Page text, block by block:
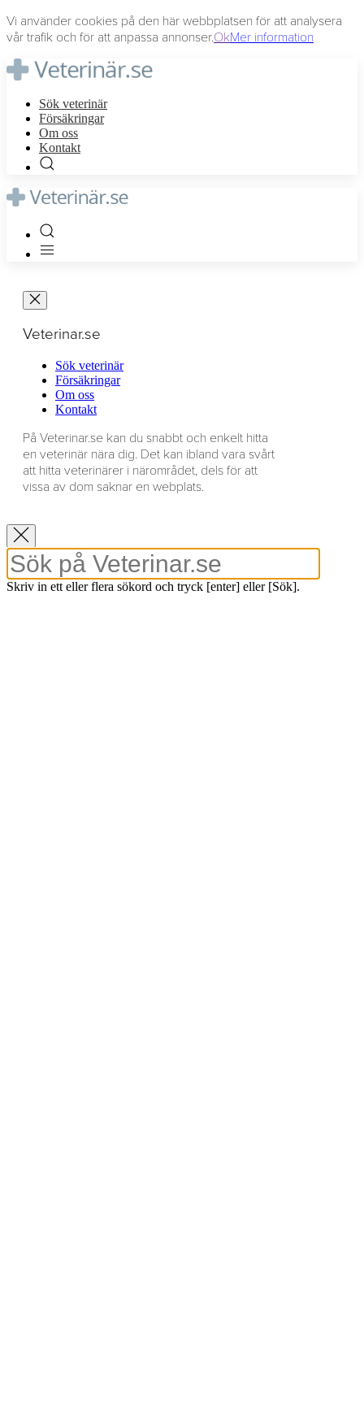
Vi använder cookies på den här webbplatsen för att analysera
vår trafik och för att anpassa annonser.OkMer information
Sök veterinär
Försäkringar
Om oss
Kontakt
Veterinar.se
Sök veterinär
Försäkringar
Om oss
Kontakt
På Veterinar.se kan du snabbt och enkelt hitta
en veterinär nära dig. Det kan ibland vara svårt
att hitta veterinärer i närområdet, dels för att
vissa av dom saknar en webplats.
Skriv in ett eller flera sökord och tryck [enter] eller [Sök].